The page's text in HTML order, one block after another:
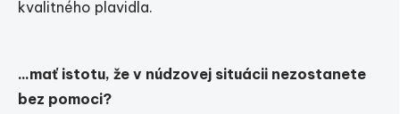
kvalitného plavidla.
...mať istotu, že v núdzovej situácii nezostanete
bez pomoci?